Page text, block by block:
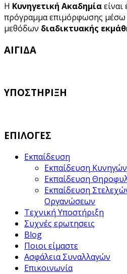
Η Κυνηγετική Ακαδημία
πρόγραμμα επιμόρφωσης
μεθόδων διαδικτυακής
ΑΙΓΙΔΑ
ΥΠΟΣΤΗΡΙΞΗ
ΕΠΙΛΟΓΕΣ
Εκπαίδευση
Εκπαίδευση Κυνηγών
Εκπαίδευση
Εκπαίδευση
Οργανώσεων
Τεχνική Υποστήριξη
Συχνές ερωτησεις
Blog
Ποιοι είμαστε
Ασφάλεια Συναλλαγών
Επικοινωνία